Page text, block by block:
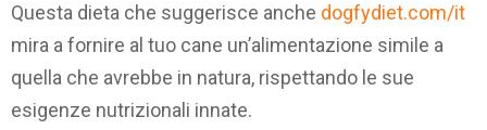
Questa dieta che suggerisce anche dogfydiet.com/it
mira a fornire al tuo cane un’alimentazione simile a
quella che avrebbe in natura, rispettando le sue
esigenze nutrizionali innate.